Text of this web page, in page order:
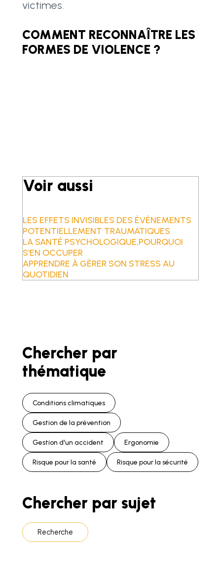
victimes.
COMMENT RECONNAÎTRE LES
FORMES DE VIOLENCE ?
Voir aussi
LES EFFETS INVISIBLES DES ÉVÉNEMENTS
POTENTIELLEMENT TRAUMATIQUES
LA SANTÉ PSYCHOLOGIQUE,POURQUOI
S'EN OCCUPER
APPRENDRE À GÉRER SON STRESS AU
QUOTIDIEN
Chercher par
thématique
Conditions climatiques
Gestion de la prévention
Gestion d'un accident Ergonomie
Risque pour la santé Risque pour la sécurité
Chercher par sujet
Recherche